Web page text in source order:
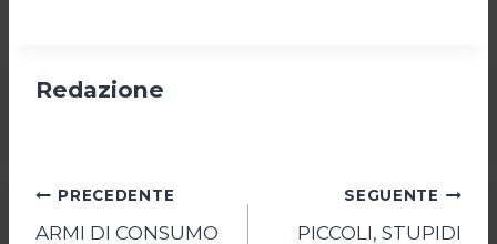
Redazione
Navigazione
PRECEDENTE
ARMI DI CONSUMO
SEGUENTE
PICCOLI, STUPIDI